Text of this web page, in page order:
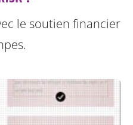
le soutien financier